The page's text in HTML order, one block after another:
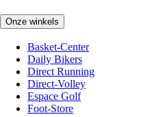
Onze winkels
Basket-Center
Daily Bikers
Direct Running
Direct-Volley
Espace Golf
Foot-Store